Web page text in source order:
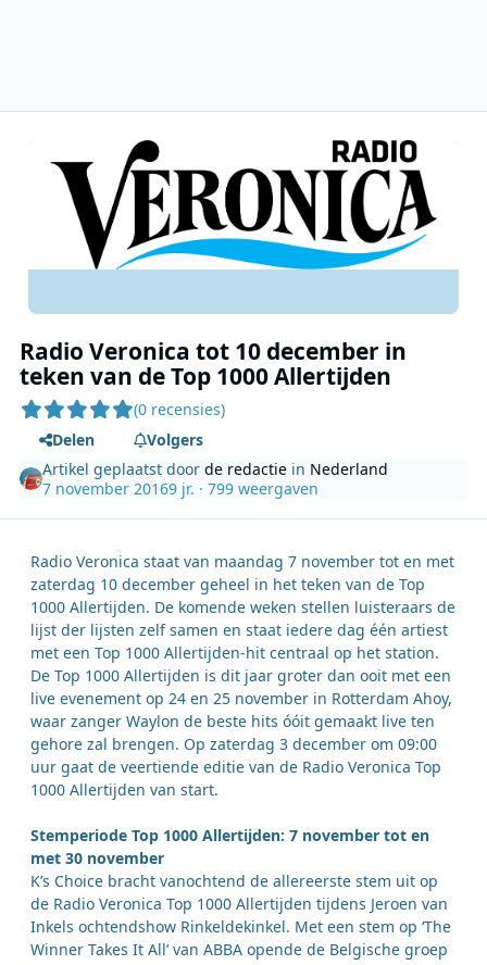
Radio Veronica tot 10 december in
teken van de Top 1000 Allertijden
(0 recensies)
Delen
Volgers
Artikel geplaatst doorde redactie in Nederland
7 november 20169 jr. · 799 weergaven
Radio Veronica staat van maandag 7 november tot en met
zaterdag 10 december geheel in het teken van de Top
1000 Allertijden. De komende weken stellen luisteraars de
lijst der lijsten zelf samen en staat iedere dag één artiest
met een Top 1000 Allertijden-hit centraal op het station.
De Top 1000 Allertijden is dit jaar groter dan ooit met een
live evenement op 24 en 25 november in Rotterdam Ahoy,
waar zanger Waylon de beste hits óóit gemaakt live ten
gehore zal brengen. Op zaterdag 3 december om 09:00
uur gaat de veertiende editie van de Radio Veronica Top
1000 Allertijden van start.
Stemperiode Top 1000 Allertijden: 7 november tot en
met 30 november
K’s Choice bracht vanochtend de allereerste stem uit op
de Radio Veronica Top 1000 Allertijden tijdens Jeroen van
Inkels ochtendshow Rinkeldekinkel. Met een stem op ‘The
Winner Takes It All’ van ABBA opende de Belgische groep